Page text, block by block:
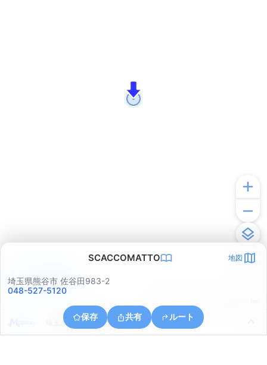
SCACCOMATTO 地図
埼玉県熊谷市 佐谷田983-2
048-527-5120
保存 共有 ルート
埼玉県行田市持田１丁目３
アプリで見る